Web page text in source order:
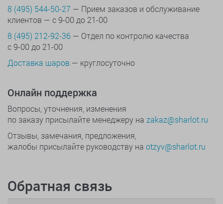
8 (495) 544-50-27 — Прием заказов и обслуживание
клиентов — с 9-00 до 21-00
8 (495) 212-92-36 — Отдел по контролю качества
с 9-00 до 21-00
Доставка шаров — круглосуточно
Онлайн поддержка
Вопросы, уточнения, изменения
по заказу присылайте менеджеру на zakaz@sharlot.ru
Отзывы, замечания, предложения,
жалобы присылайте руководству на otzyv@sharlot.ru
Обратная связь